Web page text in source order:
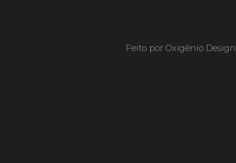
Feito por Oxigênio Design